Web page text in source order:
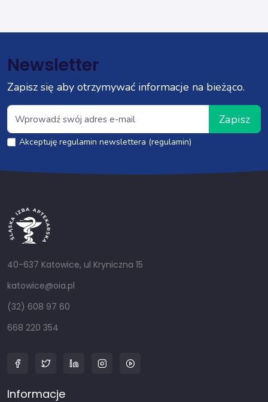
Newsletter
Zapisz się aby otrzymywać informacje na bieżąco.
Zapisz
Akceptuję regulamin newslettera (regulamin)
40-637 Katowice, ul Kryniczna 15
katowice@oia.pl
(32) 608 97 60
668 220 354
Informacje